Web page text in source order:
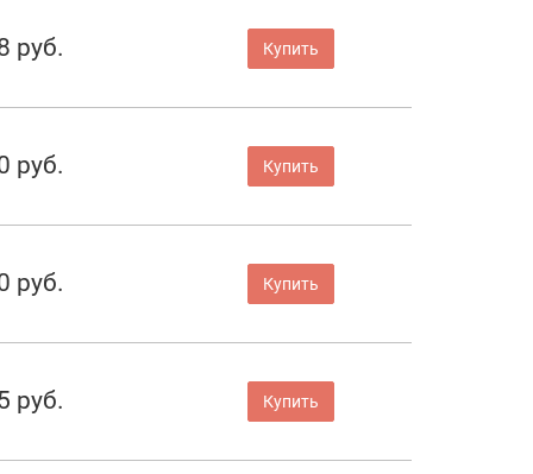
руб. Купить
руб. Купить
руб. Купить
руб. Купить